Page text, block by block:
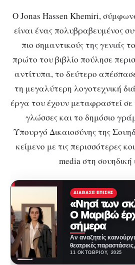
Ο Jonas Hassen Khemiri,
είναι ένας πολυβραβευμένος
πιο σημαντικούς της γενιάς
πρώτο του βιβλίο πούλησε
αντίτυπα, το δεύτερο
τη μεγαλύτερη λογοτεχνική
έργα του έχουν μεταφραστεί σε
γλώσσες και το δημόσιο
Υπουργό Δικαιοσύνης της
κείμενο με τις περισσότερες
media στη σουηδική
ΔΙΆΒΑΣΕ ΕΠΊΣΗΣ
«Νησί των
Ο Μαριβώ
σήμερα
Αν αναζητείς
θεατρικές
φρέσκους ανθρώπους
11 ΟΚΤΩΒΡΊΟΥ, 2025